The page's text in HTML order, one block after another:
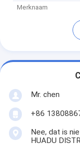
Merknaam
Mr. chen
+86
Nee, dat is
HUADU